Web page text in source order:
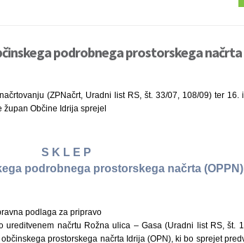
podrobnega prostorskega načrta
(ZPNačrt, Uradni list RS, št. 33/07, 108/09) ter 16.
Občine Idrija sprejel
S K L E P
podrobnega prostorskega načrta
podlaga za pripravo
načrtu Rožna ulica – Gasa (Uradni list RS, št.
prostorskega načrta Idrija (OPN), ki bo sprejet